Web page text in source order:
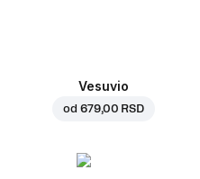
Vesuvio
od 679,00 RSD